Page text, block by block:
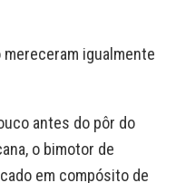
igualmente
antes do pôr do
o bimotor de
em compósito de